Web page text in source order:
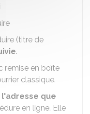
(titre de
.
remise en boîte
classique.
que
en ligne. Elle